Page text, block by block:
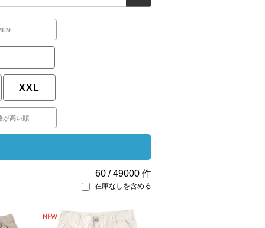
XXL
が高い順
60 /49000 件
在庫なしを含める